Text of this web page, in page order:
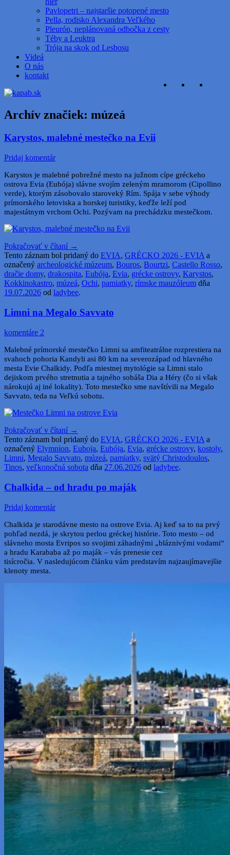
Pavlopetri – najstaršie potopené mesto
Pella, rodisko Alexandra Veľkého
Pleurón, neplánovaná odbočka z cesty
Téby a Leuktra
Trója na skok od Lesbosu
Videá
O nás
kontakt
Archív značiek: múzeá
Karystos, malebné mestečko na Evii
Pridaj komentár
Karystos je malebné pobrežné mesto na južnom cípe gréckeho
ostrova Evia (Eubója) slávne svojím zeleným mramorom (Cipollino
verde), ktorým zásobovalo staroveký Rím. Spája v sebe výhody
prímorského letoviska a horskej turistiky, keďže leží pod
majestátnym vrchom Ochi. Pozývam na prechádzku mestečkom.
Pokračovať v čítaní →
Tento záznam bol pridaný do EVIA, GRÉCKO 2026 - EVIA a
označený archeologické múzeum, Bouros, Bourtzi, Castello Rosso,
dračie domy, drakospita, Eubója, Evia, grécke ostrovy, Karystos,
Kokkinokastro, múzeá, Ochi, pamiatky, rímske mauzóleum dňa
19.07.2026 od ladybee.
Limni na Megalo Savvato
komentáre 2
Malebné prímorské mestečko Limni sa amfiteatrálne rozprestiera na
svahoch pohoria Kandyli asi 80 km na severozápad od hlavného
mesta Evie Chalkidy. Podľa miestnej mytológie sa Limni stalo
dejiskom prvého stretnutia a tajného sobáša Dia a Héry (čo si však
nárokujú aj iné lokality). Toto mestečko sme navštívili na Megalo
Savvato, teda na Veľkú sobotu.
Pokračovať v čítaní →
Tento záznam bol pridaný do EVIA, GRÉCKO 2026 - EVIA a
označený Elymnion, Euboja, Eubója, Evia, grécke ostrovy, kostoly,
Limni, Megalo Savvato, múzeá, pamiatky, svätý Christodoulos,
Tinos, veľkonočná sobota dňa 27.06.2026 od ladybee.
Chalkida – od hradu po maják
Pridaj komentár
Chalkida je starodávne mesto na ostrove Evia. Aj keď sa to na prvý
pohľad nezdá, je skrytou perlou gréckej histórie. Toto mesto – od
slávneho mosta Evripos so svojimi záhadnými „bláznivými vodami“
a hradu Karababa až po maják – vás prenesie cez
tisícročia. V nasledujúcom článku vám predstavím najzaujímavejšie
klenoty mesta.